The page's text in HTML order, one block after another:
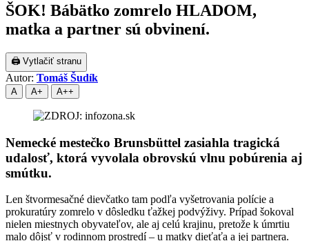
ŠOK! Bábätko zomrelo HLADOM,
matka a partner sú obvinení.
🖨 Vytlačiť stranu
Autor: Tomáš Šudík
A A+ A++
Nemecké mestečko Brunsbüttel zasiahla tragická
udalosť, ktorá vyvolala obrovskú vlnu pobúrenia aj
smútku.
Len štvormesačné dievčatko tam podľa vyšetrovania polície a
prokuratúry zomrelo v dôsledku ťažkej podvýživy. Prípad šokoval
nielen miestnych obyvateľov, ale aj celú krajinu, pretože k úmrtiu
malo dôjsť v rodinnom prostredí – u matky dieťaťa a jej partnera.